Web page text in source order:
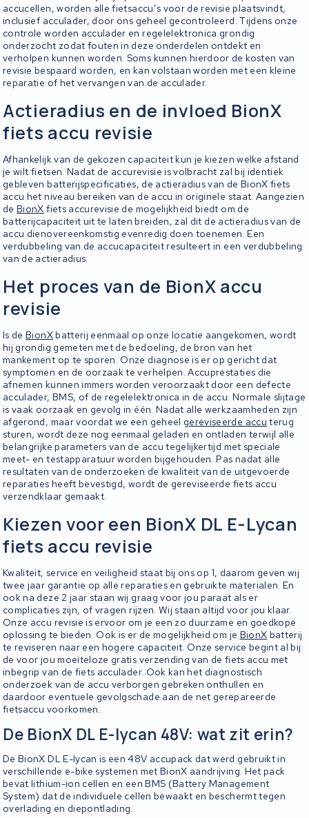
accucellen, worden alle fietsaccu’s voor de revisie plaatsvindt,
inclusief acculader, door ons geheel gecontroleerd. Tijdens onze
controle worden acculader en regelelektronica grondig
onderzocht zodat fouten in deze onderdelen ontdekt en
verholpen kunnen worden. Soms kunnen hierdoor de kosten van
revisie bespaard worden, en kan volstaan worden met een kleine
reparatie of het vervangen van de acculader.
Actieradius en de invloed BionX
fiets accu revisie
Afhankelijk van de gekozen capaciteit kun je kiezen welke afstand
je wilt fietsen. Nadat de accurevisie is volbracht zal bij identiek
gebleven batterijspecificaties, de actieradius van de BionX fiets
accu het niveau bereiken van de accu in originele staat. Aangezien
deBionX fiets accurevisie de mogelijkheid biedt om de
batterijcapaciteit uit te laten breiden, zal dit de actieradius van de
accu dienovereenkomstig evenredig doen toenemen. Een
verdubbeling van de accucapaciteit resulteert in een verdubbeling
van de actieradius.
Het proces van de BionX accu
revisie
Is deBionXbatterij eenmaal op onze locatie aangekomen, wordt
hij grondig gemeten met de bedoeling, de bron van het
mankement op te sporen. Onze diagnose is er op gericht dat
symptomen en de oorzaak te verhelpen. Accuprestaties die
afnemen kunnen immers worden veroorzaakt door een defecte
acculader, BMS, of de regelelektronica in de accu. Normale slijtage
is vaak oorzaak en gevolg in één. Nadat alle werkzaamheden zijn
afgerond, maar voordat we een geheel gereviseerde accu terug
sturen, wordt deze nog eenmaal geladen en ontladen terwijl alle
belangrijke parameters van de accu tegelijkertijd met speciale
meet- en testapparatuur worden bijgehouden. Pas nadat alle
resultaten van de onderzoeken de kwaliteit van de uitgevoerde
reparaties heeft bevestigd, wordt de gereviseerde fiets accu
verzendklaar gemaakt.
Kiezen voor een BionX DL E-Lycan
fiets accu revisie
Kwaliteit, service en veiligheid staat bij ons op 1, daarom geven wij
twee jaar garantie op alle reparaties en gebruikte materialen. En
ook na deze 2 jaar staan wij graag voor jou paraat als er
complicaties zijn, of vragen rijzen. Wij staan altijd voor jou klaar.
Onze accu revisie is ervoor om je een zo duurzame en goedkope
oplossing te bieden. Ook is er de mogelijkheid om je BionX batterij
te reviseren naar een hogere capaciteit. Onze service begint al bij
de voor jou moeiteloze gratis verzending van de fiets accu met
inbegrip van de fiets acculader. Ook kan het diagnostisch
onderzoek van de accu verborgen gebreken onthullen en
daardoor eventuele gevolgschade aan de net gerepareerde
fietsaccu voorkomen.
De BionX DL E-lycan 48V: wat zit erin?
De BionX DL E-lycan is een 48V accupack dat werd gebruikt in
verschillende e-bike systemen met BionX aandrijving. Het pack
bevat lithium-ion cellen en een BMS (Battery Management
System) dat de individuele cellen bewaakt en beschermt tegen
overlading en diepontlading.